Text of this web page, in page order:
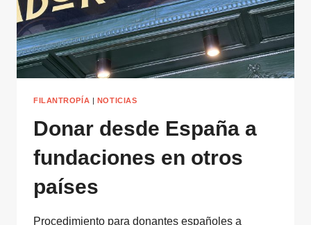
FILANTROPÍA | NOTICIAS
Donar desde España a
fundaciones en otros
países
Procedimiento para donantes españoles a